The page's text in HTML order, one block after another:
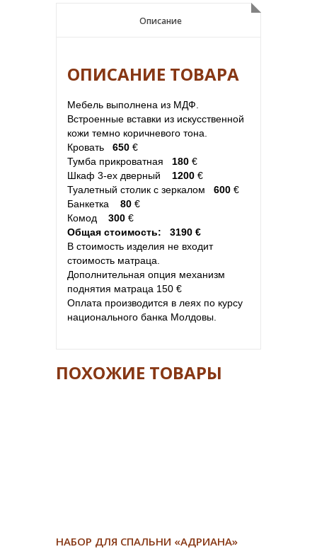
Описание
Описание
ОПИСАНИЕ ТОВАРА
Мебель выполнена из МДФ.
Встроенные вставки из искусственной
кожи темно коричневого тона.
Кровать 650 €
Тумба прикроватная 180 €
Шкаф 3-ех дверный 1200 €
Туалетный столик с зеркалом 600 €
Банкетка 80 €
Комод 300 €
Общая стоимость: 3190 €
В стоимость изделия не входит
стоимость матраца.
Дополнительная опция механизм
поднятия матраца 150 €
Оплата производится в леях по курсу
национального банка Молдовы.
ПОХОЖИЕ ТОВАРЫ
НАБОР ДЛЯ СПАЛЬНИ «АДРИАНА»